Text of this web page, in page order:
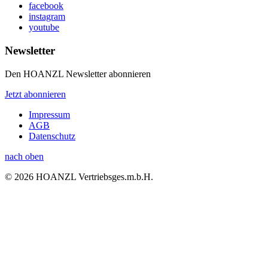
facebook
instagram
youtube
Newsletter
Den HOANZL Newsletter abonnieren
Jetzt abonnieren
Impressum
AGB
Datenschutz
nach oben
© 2026 HOANZL Vertriebsges.m.b.H.